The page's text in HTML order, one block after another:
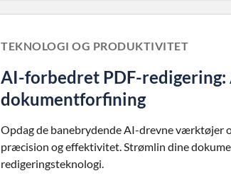
TEKNOLOGI OG PRODUKTIVITET
AI-forbedret PDF-
dokumentforfining
Opdag de banebrydende AI-drevne værktøjer
præcision og effektivitet. Strømlin dine
redigeringsteknologi.